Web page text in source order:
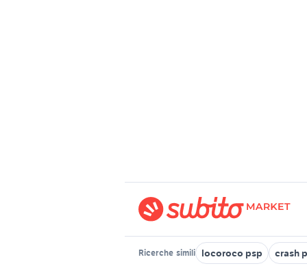
Ricerche simili locoroco psp crash